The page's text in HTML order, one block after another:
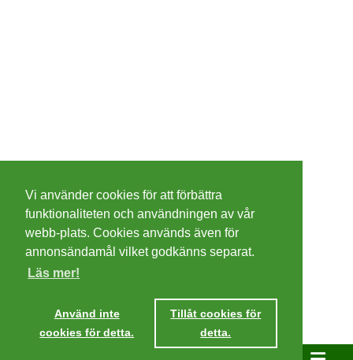
Cookies
Integritetspolicy
Villkor
Vi använder cookies för att förbättra
funktionaliteten och användningen av vår
webb-plats. Cookies används även för
annonsändamål vilket godkänns separat.
Läs mer!
Använd inte
cookies för detta.
Tillåt cookies för
detta.